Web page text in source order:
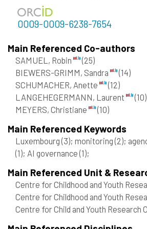
0009-0009-6238-7654
Main Referenced Co-authors
SAMUEL, Robin
(25)
BIEWERS-GRIMM, Sandra
(14)
SCHUMACHER, Anette
(12)
LANGEHEGERMANN, Laurent
(10)
MEYERS, Christiane
(10)
Main Referenced Keywords
Luxembourg(3); monitoring(2);
(1); AI governance(1);
Main Referenced Unit &
Centre for Childhood and Youth
Centre for Childhood and Youth
Centre for Child and Youth Research